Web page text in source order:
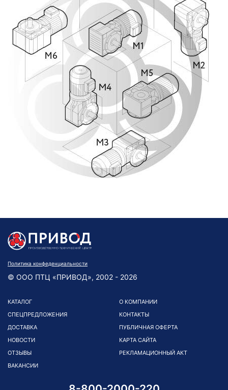
Политика конфеденциальности
© ООО ПТЦ «ПРИВОД», 2002 - 2026
КАТАЛОГ
СПЕЦПРЕДЛОЖЕНИЯ
ДОСТАВКА
НОВОСТИ
ОТЗЫВЫ
ВАКАНСИИ
О КОМПАНИИ
КОНТАКТЫ
ПУБЛИЧНАЯ ОФЕРТА
КАРТА САЙТА
РЕКЛАМАЦИОННЫЙ АКТ